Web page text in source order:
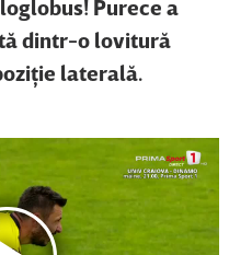
Purece a
dintr-o lovitură
laterală.